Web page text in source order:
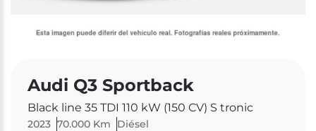
Audi Q3 Sportback
Black line 35 TDI 110 kW (150 CV) S tronic
2023 70.000 Km Diésel